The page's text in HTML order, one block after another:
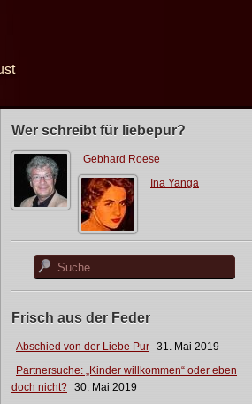
Wer schreibt für liebepur?
Gebhard Roese
Ina Yanga
Frisch aus der Feder
Abschied von der Liebe Pur 31. Mai 2019
Partnersuche: „Kinder willkommen“ oder eben
doch nicht? 30. Mai 2019